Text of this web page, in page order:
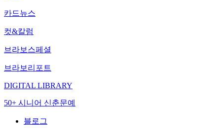
카드뉴스
컷&칼럼
브라보스페셜
브라보리포트
DIGITAL LIBRARY
50+ 시니어 신춘문예
블로그